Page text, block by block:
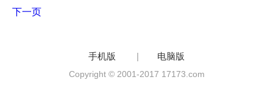
下一页
手机版 | 电脑版
Copyright © 2001-2017 17173.com